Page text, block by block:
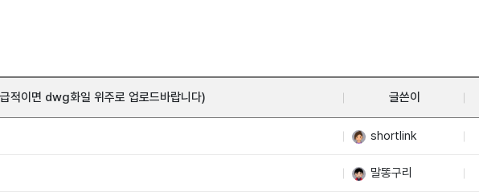
적이면 dwg화일 위주로 업로드바랍니다) 글쓴이
shortlink
말똥구리